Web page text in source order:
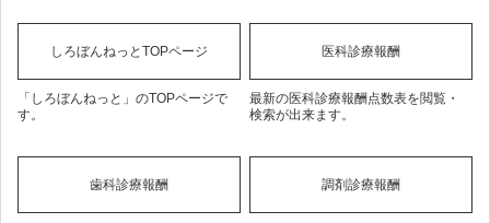
しろぼんねっとTOPページ
「しろぼんねっと」のTOPページで
す。
医科診療報酬
最新の医科診療報酬点数表を閲覧・
検索が出来ます。
歯科診療報酬 調剤診療報酬